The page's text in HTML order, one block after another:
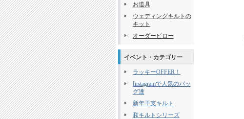
お道具
ウェディングキルトの
キット
オーダーピロー
イベント・カテゴリー
ラッキーOFFER！
Instagramで人気のバッ
グ達
新年干支キルト
和キルトシリーズ